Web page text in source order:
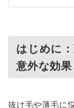
はじめに
意外な効果
抜け毛や薄毛に